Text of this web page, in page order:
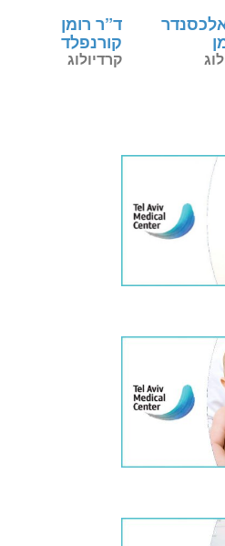
ד”ר רומן
קורנפלד
קרדיולוג